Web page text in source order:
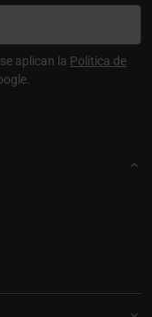
aplican la Política de